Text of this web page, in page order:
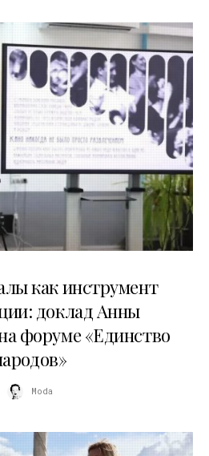
как инструмент
доклад Анны
форуме «Единство
Moda